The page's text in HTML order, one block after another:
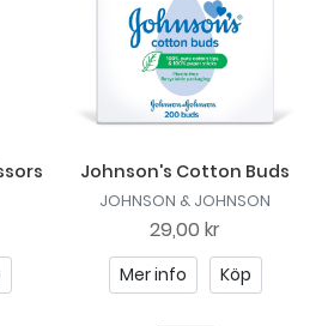
Johnson's Cotton Buds
JOHNSON & JOHNSON
29,00 kr
Mer info Köp